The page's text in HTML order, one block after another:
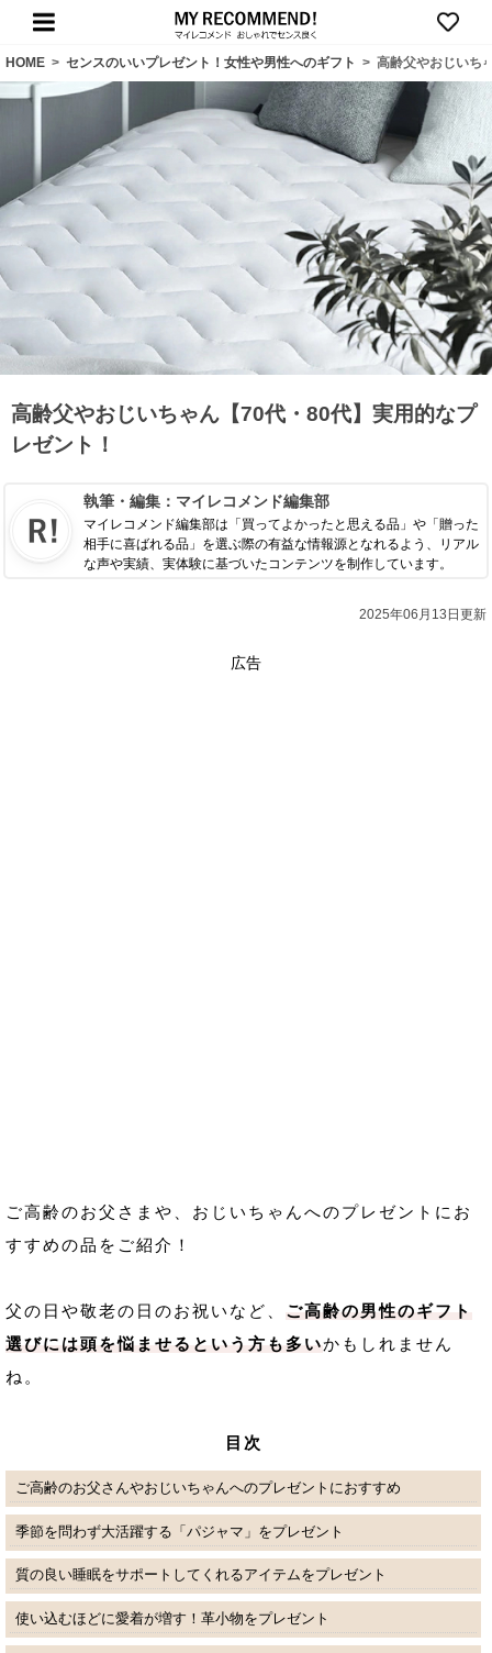
HOME > センスのいいプレゼント！女性や男性へのギフト > 高齢父やおじいち
高齢父やおじいちゃん【70代・80代】実用的なプ
レゼント！
執筆・編集： マイレコメンド編集部
マイレコメンド編集部は「買ってよかったと思える品」や「贈った
相手に喜ばれる品」を選ぶ際の有益な情報源となれるよう、リアル
な声や実績、実体験に基づいたコンテンツを制作しています。
2025年06月13日更新
広告
ご高齢のお父さまや、おじいちゃんへのプレゼントにお
すすめの品をご紹介！
父の日や敬老の日のお祝いなど、 ご高齢の男性のギフト
選びには頭を悩ませるという方も多いかもしれません
ね。
目次
ご高齢のお父さんやおじいちゃんへのプレゼントにおすすめ
季節を問わず大活躍する「パジャマ」をプレゼント
質の良い睡眠をサポートしてくれるアイテムをプレゼント
使い込むほどに愛着が増す！革小物をプレゼント